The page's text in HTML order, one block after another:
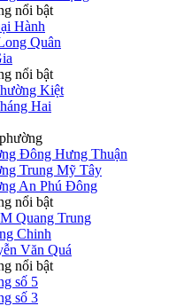
nổi bật
Hành
Quân
nổi bật
Kiệt
Hai
Đông Hưng Thuận
Trung Mỹ Tây
An Phú Đông
nổi bật
Quang Trung
Chinh
Văn Quá
nổi bật
số 5
số 3